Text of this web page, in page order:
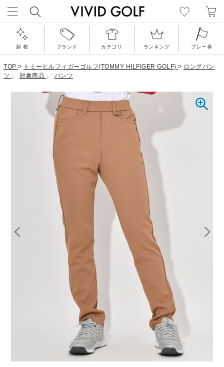
新 着 ブランド カテゴリ ランキング プレー券
TOP > トミーヒルフィガーゴルフ(TOMMY HILFIGER GOLF) > ロングパン
ツ 、 対象商品 、 パンツ